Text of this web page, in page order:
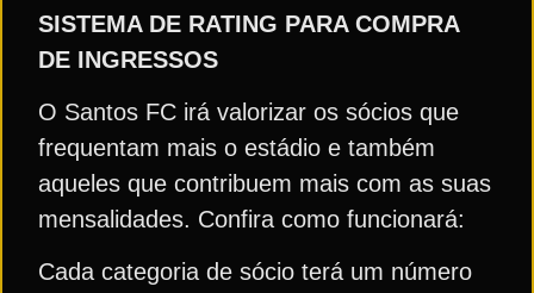
SISTEMA DE RATING PARA COMPRA
DE INGRESSOS
O Santos FC irá valorizar os sócios que
frequentam mais o estádio e também
aqueles que contribuem mais com as suas
mensalidades. Confira como funcionará:
Cada categoria de sócio terá um número